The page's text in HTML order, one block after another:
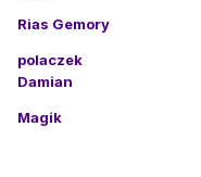
Rias Gemory
polaczek
Damian
Magik